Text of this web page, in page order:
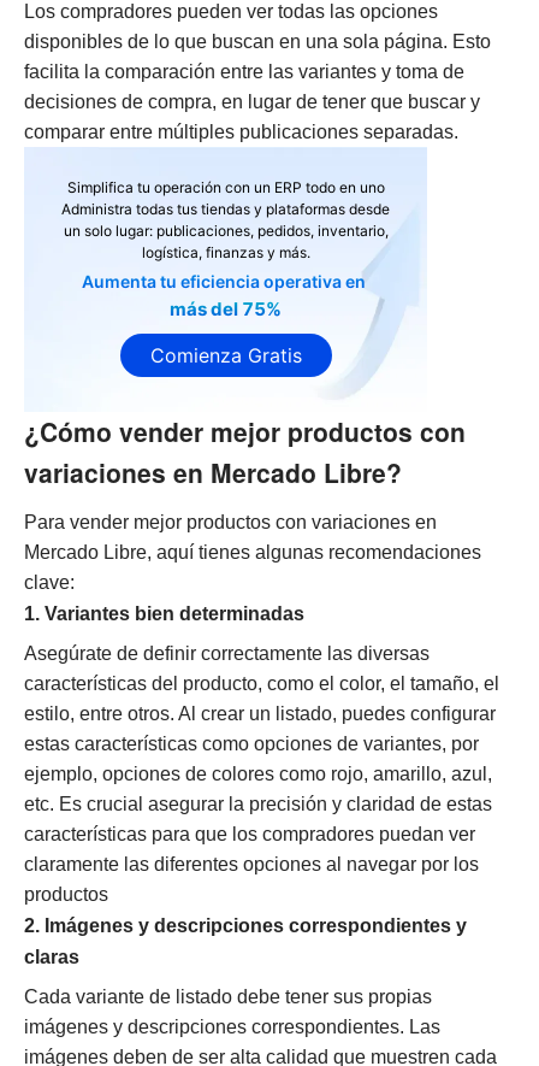
Los compradores pueden ver todas las opciones
disponibles de lo que buscan en una sola página. Esto
facilita la comparación entre las variantes y toma de
decisiones de compra, en lugar de tener que buscar y
comparar entre múltiples publicaciones separadas.
Simplifica tu operación con un ERP todo en uno
Administra todas tus tiendas y plataformas desde
un solo lugar: publicaciones, pedidos, inventario,
logística, finanzas y más.
Aumenta tu eficiencia operativa en
más del 75%
Comienza Gratis
¿Cómo vender mejor productos con
variaciones en Mercado Libre?
Para vender mejor productos con variaciones en
Mercado Libre, aquí tienes algunas recomendaciones
clave:
1. Variantes bien determinadas
Asegúrate de definir correctamente las diversas
características del producto, como el color, el tamaño, el
estilo, entre otros. Al crear un listado, puedes configurar
estas características como opciones de variantes, por
ejemplo, opciones de colores como rojo, amarillo, azul,
etc. Es crucial asegurar la precisión y claridad de estas
características para que los compradores puedan ver
claramente las diferentes opciones al navegar por los
productos
2. Imágenes y descripciones correspondientes y
claras
Cada variante de listado debe tener sus propias
imágenes y descripciones correspondientes. Las
imágenes deben de ser alta calidad que muestren cada